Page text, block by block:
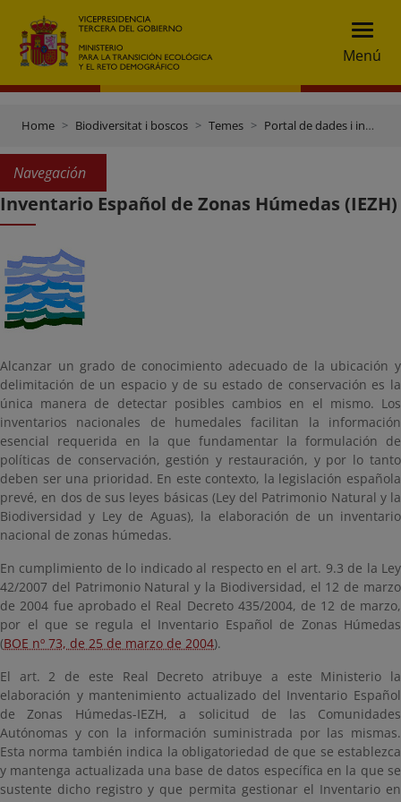
Menú
Home Biodiversitat i boscos Temes Portal de dades i inventaris
Navegación
Inventario Español de Zonas Húmedas (IEZH)
Alcanzar un grado de conocimiento adecuado de la ubicación y
delimitación de un espacio y de su estado de conservación es la
única manera de detectar posibles cambios en el mismo. Los
inventarios nacionales de humedales facilitan la información
esencial requerida en la que fundamentar la formulación de
políticas de conservación, gestión y restauración, y por lo tanto
deben ser una prioridad. En este contexto, la legislación española
prevé, en dos de sus leyes básicas (Ley del Patrimonio Natural y la
Biodiversidad y Ley de Aguas), la elaboración de un inventario
nacional de zonas húmedas.
En cumplimiento de lo indicado al respecto en el art. 9.3 de la Ley
42/2007 del Patrimonio Natural y la Biodiversidad, el 12 de marzo
de 2004 fue aprobado el Real Decreto 435/2004, de 12 de marzo,
por el que se regula el Inventario Español de Zonas Húmedas
(BOE nº 73, de 25 de marzo de 2004).
El art. 2 de este Real Decreto atribuye a este Ministerio la
elaboración y mantenimiento actualizado del Inventario Español
de Zonas Húmedas-IEZH, a solicitud de las Comunidades
Autónomas y con la información suministrada por las mismas.
Esta norma también indica la obligatoriedad de que se establezca
y mantenga actualizada una base de datos específica en la que se
sustente dicho registro y que permita gestionar el Inventario en